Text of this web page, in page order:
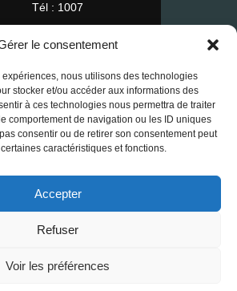
le consentement
nous utilisons des technologies
stocker et/ou accéder aux informations des
à ces technologies nous permettra de traiter
comportement de navigation ou les ID uniques
consentir ou de retirer son consentement peut
caractéristiques et fonctions.
Accepter
Refuser
Voir les préférences
Tél : 1007
RE-FAP — Tous droits réservés.
• Mentions légales •
CGV
•
RGPD • Cookies